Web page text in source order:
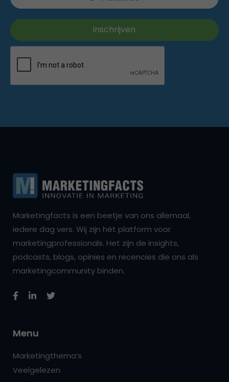
Marketingfacts is een beetje van ons allemaal,
iedere dag vers. Wij zijn hét platform voor
marketingprofessionals. Het zijn de insights,
podcasts, blogs, opinies en recencies die ons als
marketingcommunity binden.
Menu
Marketingthema’s
Veelgelezen